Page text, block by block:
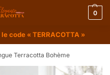
0
code « TERRACOTTA »
Terracotta Bohème